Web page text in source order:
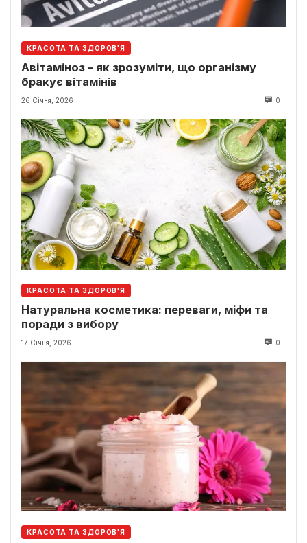
КРАСОТА ТА ЗДОРОВ'Я
Авітаміноз – як зрозуміти, що організму
бракує вітамінів
26 Січня, 2026 0
КРАСОТА ТА ЗДОРОВ'Я
Натуральна косметика: переваги, міфи та
поради з вибору
17 Січня, 2026 0
КРАСОТА ТА ЗДОРОВ'Я